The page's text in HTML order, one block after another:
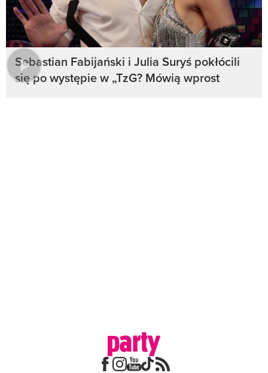
Sebastian Fabijański i Julia Suryś pokłócili
się po występie w „TzG? Mówią wprost